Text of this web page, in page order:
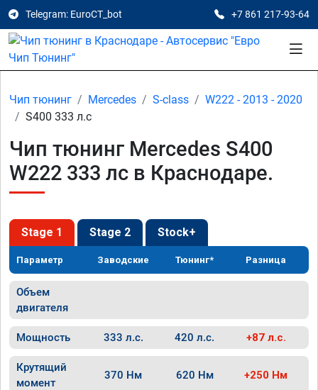
Telegram: EuroCT_bot +7 861 217-93-64
Чип тюнинг Mercedes S-class
W222 - 2013 - 2020
S400 333 л.с
Чип тюнинг Mercedes S400
W222 333 лс в Краснодаре.
Stage 1 Stage 2 Stock+
Параметр Заводские Тюнинг* Разница
Объем
двигателя
Мощность 333 л.с. 420 л.с. +87 л.с.
Крутящий
момент
370 Нм 620 Нм +250 Нм